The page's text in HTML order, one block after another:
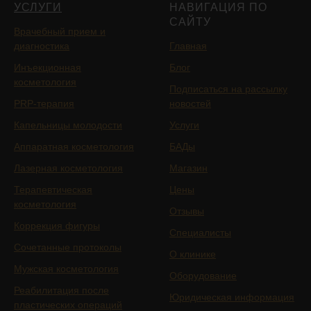
УСЛУГИ
Врачебный прием и
диагностика
Инъекционная
косметология
PRP-терапия
Капельницы молодости
Аппаратная косметология
Лазерная косметология
Терапевтическая
косметология
Коррекция фигуры
Сочетанные протоколы
Мужская косметология
Реабилитация после
пластических операций
НАВИГАЦИЯ ПО
САЙТУ
Главная
Блог
Подписаться на рассылку
новостей
Услуги
БАДы
Магазин
Цены
Отзывы
Специалисты
О клинике
Оборудование
Юридическая информация